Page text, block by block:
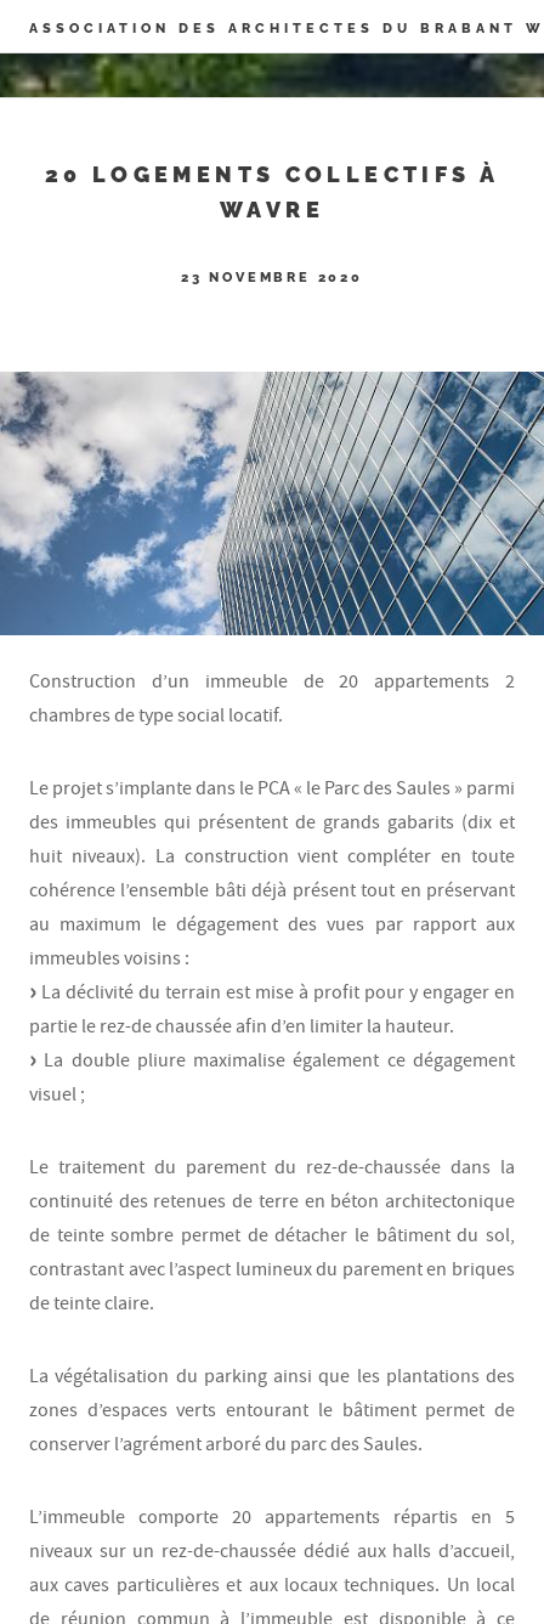
Panneau de gestion des cookies
ASSOCIATION DES ARCHITECTES DU BRABANT
20 LOGEMENTS COLLECTIFS À
WAVRE
23 NOVEMBRE 2020
Construction d’un immeuble de 20 appartements 2
chambres de type social locatif.
Le projet s’implante dans le PCA « le Parc des Saules » parmi
des immeubles qui présentent de grands gabarits (dix et
huit niveaux). La construction vient compléter en toute
cohérence l’ensemble bâti déjà présent tout en préservant
au maximum le dégagement des vues par rapport aux
immeubles voisins :
La déclivité du terrain est mise à profit pour y engager en
partie le rez-de chaussée afin d’en limiter la hauteur.
La double pliure maximalise également ce dégagement
visuel ;
Le traitement du parement du rez-de-chaussée dans la
continuité des retenues de terre en béton architectonique
de teinte sombre permet de détacher le bâtiment du sol,
contrastant avec l’aspect lumineux du parement en briques
de teinte claire.
La végétalisation du parking ainsi que les plantations des
zones d’espaces verts entourant le bâtiment permet de
conserver l’agrément arboré du parc des Saules.
L’immeuble comporte 20 appartements répartis en 5
niveaux sur un rez-de-chaussée dédié aux halls d’accueil,
aux caves particulières et aux locaux techniques. Un local
de réunion commun à l’immeuble est disponible à ce